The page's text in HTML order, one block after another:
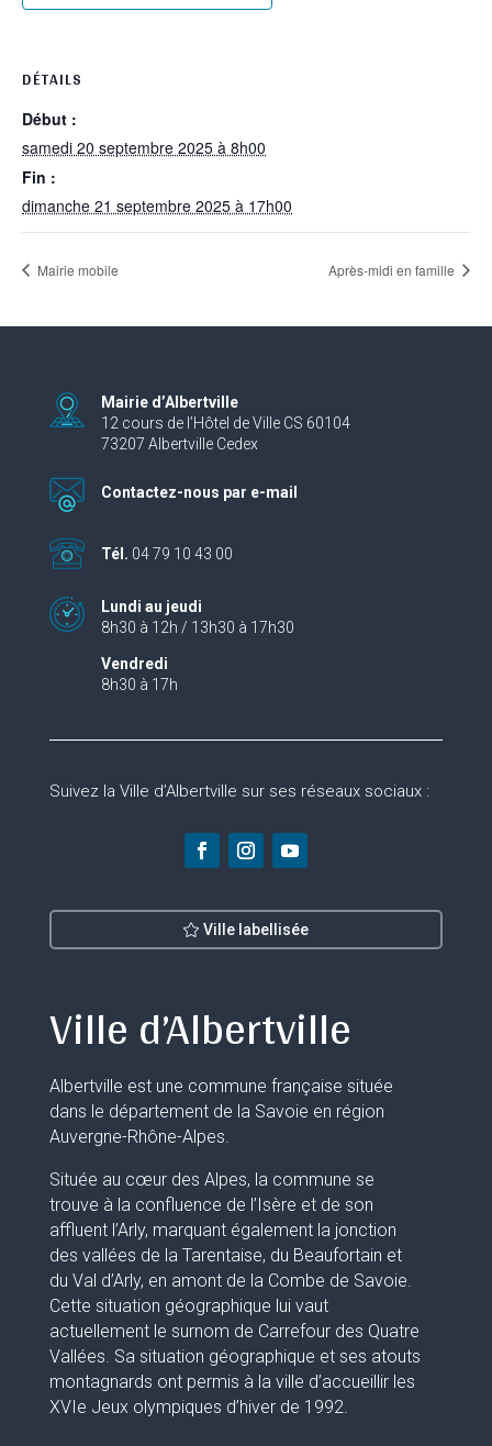
DÉTAILS
Début :
samedi 20 septembre 2025 à 8h00
Fin :
dimanche 21 septembre 2025 à 17h00
Mairie mobile Après-midi en famille
Mairie d’Albertville
12 cours de l’Hôtel de Ville CS 60104
73207 Albertville Cedex
Contactez-nous par e-mail
Tél. 04 79 10 43 00
Lundi au jeudi
8h30 à 12h / 13h30 à 17h30
Vendredi
8h30 à 17h
Suivez la Ville d’Albertville sur ses réseaux sociaux :
Ville labellisée
Ville d’Albertville
Albertville est une commune française située
dans le département de la Savoie en région
Auvergne-Rhône-Alpes.
Située au cœur des Alpes, la commune se
trouve à la confluence de l’Isère et de son
affluent l’Arly, marquant également la jonction
des vallées de la Tarentaise, du Beaufortain et
du Val d’Arly, en amont de la Combe de Savoie.
Cette situation géographique lui vaut
actuellement le surnom de Carrefour des Quatre
Vallées. Sa situation géographique et ses atouts
montagnards ont permis à la ville d’accueillir les
XVIe Jeux olympiques d’hiver de 1992.